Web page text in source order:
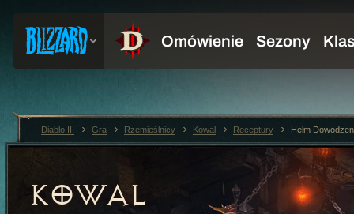
KOWAL
Diablo III Gra Rzemieślnicy Kowal Receptury Hełm